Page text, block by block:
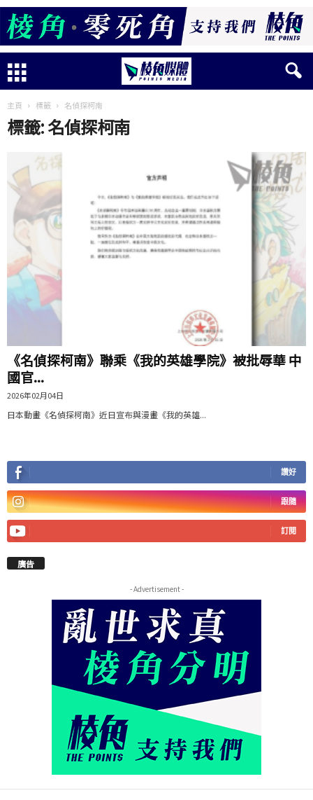
主頁 標籤 名偵探柯南
標籤: 名偵探柯南
《名偵探柯南》聯乘《我的英雄學院》被批辱華 中
國官...
2026年02月04日
日本動畫《名偵探柯南》近日宣布與漫畫《我的英雄...
讚好
跟隨
訂閱
廣告
- Advertisement -